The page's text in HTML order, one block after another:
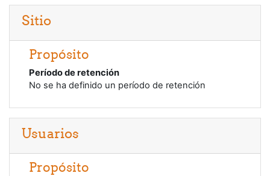
Sitio
Propósito
Período de retención
No se ha definido un período de retención
Usuarios
Propósito